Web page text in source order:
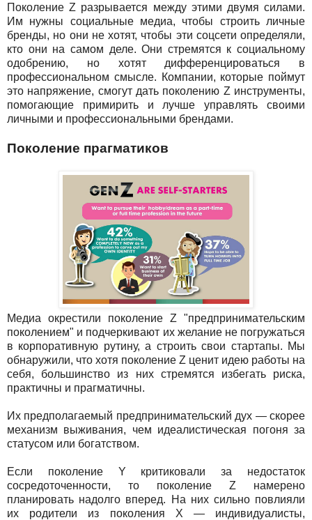
Поколение Z разрывается между этими двумя силами.
Им нужны социальные медиа, чтобы строить личные
бренды, но они не хотят, чтобы эти соцсети определяли,
кто они на самом деле. Они стремятся к социальному
одобрению, но хотят дифференцироваться в
профессиональном смысле. Компании, которые поймут
это напряжение, смогут дать поколению Z инструменты,
помогающие примирить и лучше управлять своими
личными и профессиональными брендами.
Поколение прагматиков
Медиа окрестили поколение Z "предпринимательским
поколением" и подчеркивают их желание не погружаться
в корпоративную рутину, а строить свои стартапы. Мы
обнаружили, что хотя поколение Z ценит идею работы на
себя, большинство из них стремятся избегать риска,
практичны и прагматичны.
Их предполагаемый предпринимательский дух — скорее
механизм выживания, чем идеалистическая погоня за
статусом или богатством.
Если поколение Y критиковали за недостаток
сосредоточенности, то поколение Z намерено
планировать надолго вперед. На них сильно повлияли
их родители из поколения X — индивидуалисты,